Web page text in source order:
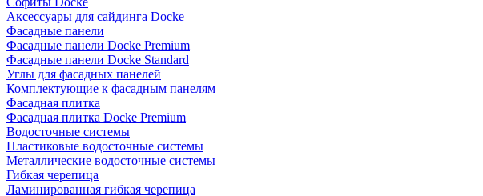
Аксессуары для сайдинга Docke
Фасадные панели
Фасадные панели Docke Premium
Фасадные панели Docke Standard
Углы для фасадных панелей
Комплектующие к фасадным панелям
Фасадная плитка
Фасадная плитка Docke Premium
Водосточные системы
Пластиковые водосточные системы
Металлические водосточные системы
Гибкая черепица
Ламинированная гибкая черепица